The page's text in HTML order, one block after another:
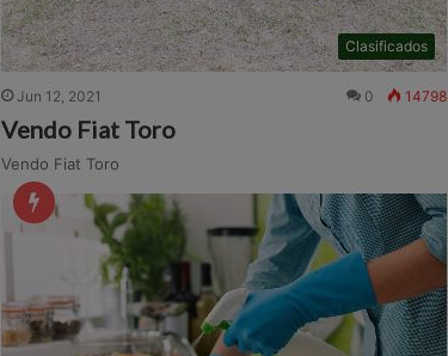
Clasificados
Jun 12, 2021 0 14798
Vendo Fiat Toro
Vendo Fiat Toro